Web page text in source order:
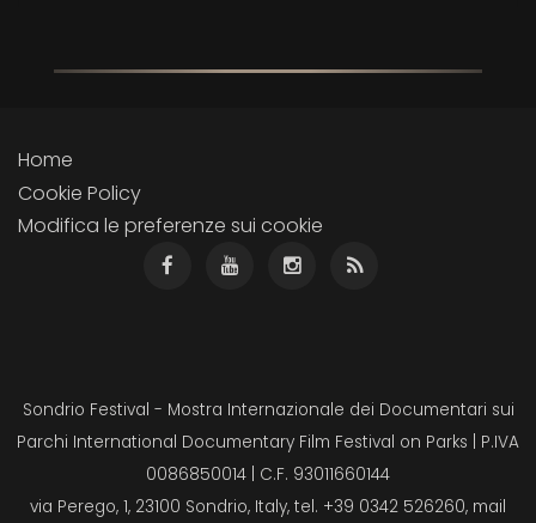
Home
Cookie Policy
Modifica le preferenze sui cookie
Sondrio Festival - Mostra Internazionale dei Documentari sui
Parchi International Documentary Film Festival on Parks | P.IVA
0086850014 | C.F. 93011660144
via Perego, 1, 23100 Sondrio, Italy, tel. +39 0342 526260, mail